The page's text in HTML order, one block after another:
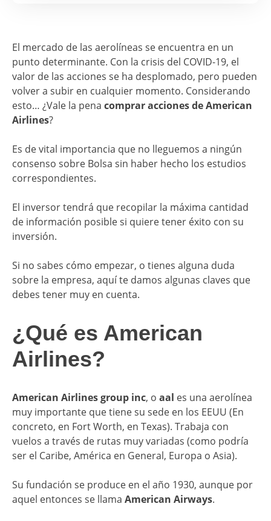
El mercado de las aerolíneas se encuentra en un
punto determinante. Con la crisis del COVID-19, el
valor de las acciones se ha desplomado, pero pueden
volver a subir en cualquier momento. Considerando
esto… ¿Vale la pena comprar acciones de American
Airlines?
Es de vital importancia que no lleguemos a ningún
consenso sobre Bolsa sin haber hecho los estudios
correspondientes.
El inversor tendrá que recopilar la máxima cantidad
de información posible si quiere tener éxito con su
inversión.
Si no sabes cómo empezar, o tienes alguna duda
sobre la empresa, aquí te damos algunas claves que
debes tener muy en cuenta.
¿Qué es American
Airlines?
American Airlines group inc, o aal es una aerolínea
muy importante que tiene su sede en los EEUU (En
concreto, en Fort Worth, en Texas). Trabaja con
vuelos a través de rutas muy variadas (como podría
ser el Caribe, América en General, Europa o Asia).
Su fundación se produce en el año 1930, aunque por
aquel entonces se llama American Airways.